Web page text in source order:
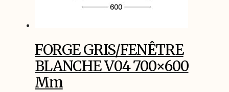
FORGE GRIS/FENÊTRE
BLANCHE V04 700×600
Mm